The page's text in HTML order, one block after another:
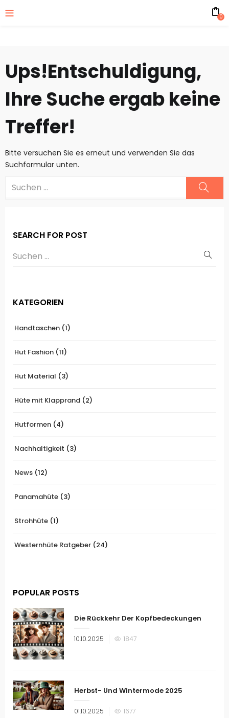
0
Ups!Entschuldigung,
Ihre Suche ergab keine
Treffer!
Bitte versuchen Sie es erneut und verwenden Sie das
Suchformular unten.
SEARCH FOR POST
KATEGORIEN
Handtaschen (1)
Hut Fashion (11)
Hut Material (3)
Hüte mit Klapprand (2)
Hutformen (4)
Nachhaltigkeit (3)
News (12)
Panamahüte (3)
Strohhüte (1)
Westernhüte Ratgeber (24)
POPULAR POSTS
Die Rückkehr Der Kopfbedeckungen
Veröffentlicht
10.10.2025 1847
Herbst- Und Wintermode 2025
Veröffentlicht
01.10.2025 1677